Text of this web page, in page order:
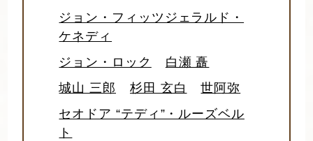
ジョン・フィッツジェラルド・
ケネディ
ジョン・ロック
白瀬 矗
城山 三郎
杉田 玄白
世阿弥
セオドア “テディ”・ルーズベル
ト